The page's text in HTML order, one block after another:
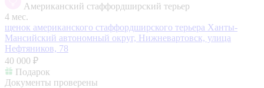
Американский стаффордширский терьер
4 мес.
щенок американского стаффордширского терьера Ханты-
Мансийский автономный округ, Нижневартовск, улица
Нефтяников, 78
40 000 ₽
Подарок
Документы проверены